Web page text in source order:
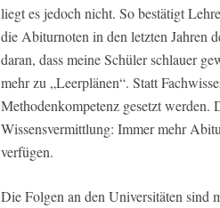
liegt es jedoch nicht. So bestätigt
die Abiturnoten in den letzten Jahren
daran, dass meine Schüler schlauer
mehr zu „Leerplänen“. Statt
Methodenkompetenz gesetzt werden.
Wissensvermittlung: Immer mehr
verfügen.
Die Folgen an den Universitäten sind